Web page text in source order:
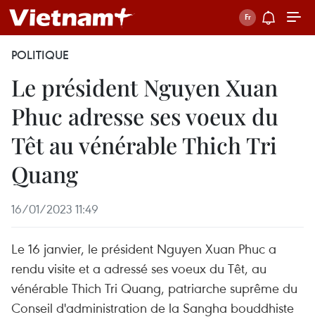
POLITIQUE
Le président Nguyen Xuan
Phuc adresse ses voeux du
Têt au vénérable Thich Tri
Quang
16/01/2023 11:49
Le 16 janvier, le président Nguyen Xuan Phuc a
rendu visite et a adressé ses voeux du Têt, au
vénérable Thich Tri Quang, patriarche suprême du
Conseil d'administration de la Sangha bouddhiste